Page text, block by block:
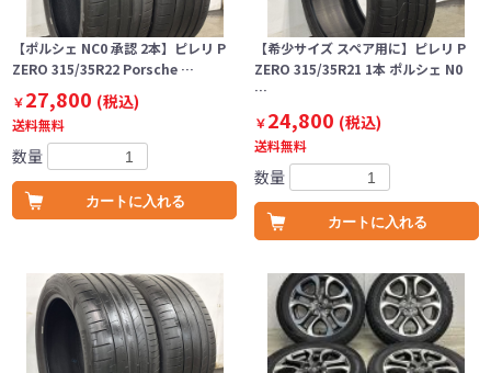
【ポルシェ NC0 承認 2本】ピレリ P
ZERO 315/35R22 Porsche …
￥27,800 (税込)
送料無料
数量
カートに入れる
【希少サイズ スペア用に】ピレリ P
ZERO 315/35R21 1本 ポルシェ N0
…
￥24,800 (税込)
送料無料
数量
カートに入れる